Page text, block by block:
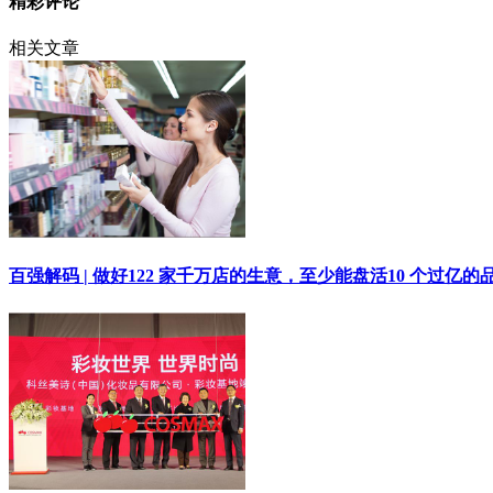
相关文章
百强解码 | 做好122 家千万店的生意，至少能盘活10 个过亿的